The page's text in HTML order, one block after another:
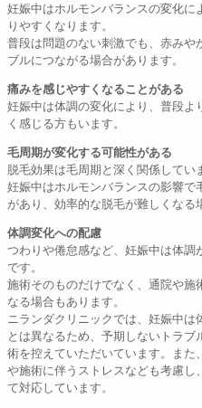
妊娠中はホルモンバランスの変化に
りやすくなります。
普段は問題のない刺激でも、赤みや
ブルにつながる場合があります。
痛みを感じやすくなることがある
妊娠中は体調の変化により、普段よ
く感じる方もいます。
毛周期が変化する可能性がある
脱毛効果は毛周期と深く関係してい
妊娠中はホルモンバランスの影響で
があり、効率的な脱毛が難しくなる
体調変化への配慮
つわりや倦怠感など、妊娠中は体調
です。
施術そのものだけでなく、通院や施
なる場合もあります。
ニランダクリニックでは、妊娠中は
とは異なるため、予期しないトラブ
術を控えていただいています。また
や施術に伴うストレスなども考慮し
て対応しています。